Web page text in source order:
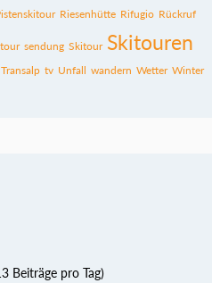
Riesenhütte Rifugio Rückruf
sendung Skitour Skitouren
Transalp tv Unfall wandern Wetter Winter
Beiträge pro Tag)